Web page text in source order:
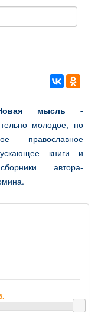
Новая мысль -
молодое, но
православное
книги и
автора-